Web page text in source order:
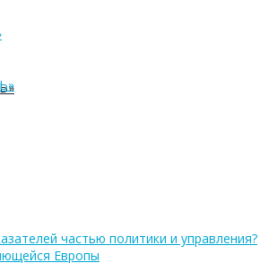
частью политики и управления?
Европы